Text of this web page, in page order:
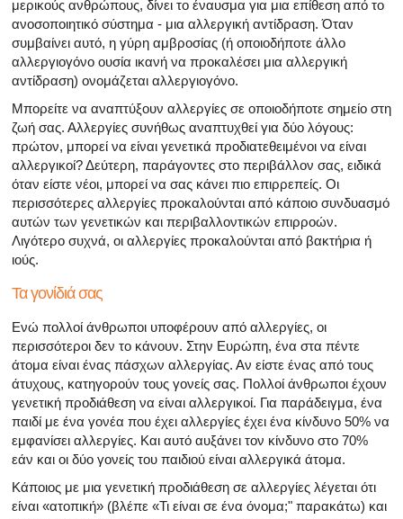
μερικούς ανθρώπους, δίνει το έναυσμα για μια επίθεση από το
ανοσοποιητικό σύστημα - μια αλλεργική αντίδραση. Όταν
συμβαίνει αυτό, η γύρη αμβροσίας (ή οποιοδήποτε άλλο
αλλεργιογόνο ουσία ικανή να προκαλέσει μια αλλεργική
αντίδραση) ονομάζεται αλλεργιογόνο.
Μπορείτε να αναπτύξουν αλλεργίες σε οποιοδήποτε σημείο στη
ζωή σας. Αλλεργίες συνήθως αναπτυχθεί για δύο λόγους:
πρώτον, μπορεί να είναι γενετικά προδιατεθειμένοι να είναι
αλλεργικοί? Δεύτερη, παράγοντες στο περιβάλλον σας, ειδικά
όταν είστε νέοι, μπορεί να σας κάνει πιο επιρρεπείς. Οι
περισσότερες αλλεργίες προκαλούνται από κάποιο συνδυασμό
αυτών των γενετικών και περιβαλλοντικών επιρροών.
Λιγότερο συχνά, οι αλλεργίες προκαλούνται από βακτήρια ή
ιούς.
Τα γονίδιά σας
Ενώ πολλοί άνθρωποι υποφέρουν από αλλεργίες, οι
περισσότεροι δεν το κάνουν. Στην Ευρώπη, ένα στα πέντε
άτομα είναι ένας πάσχων αλλεργίας. Αν είστε ένας από τους
άτυχους, κατηγορούν τους γονείς σας. Πολλοί άνθρωποι έχουν
γενετική προδιάθεση να είναι αλλεργικοί. Για παράδειγμα, ένα
παιδί με ένα γονέα που έχει αλλεργίες έχει ένα κίνδυνο 50% να
εμφανίσει αλλεργίες. Και αυτό αυξάνει τον κίνδυνο στο 70%
εάν και οι δύο γονείς του παιδιού είναι αλλεργικά άτομα.
Κάποιος με μια γενετική προδιάθεση σε αλλεργίες λέγεται ότι
είναι «ατοπική» (βλέπε «Τι είναι σε ένα όνομα;" παρακάτω) και